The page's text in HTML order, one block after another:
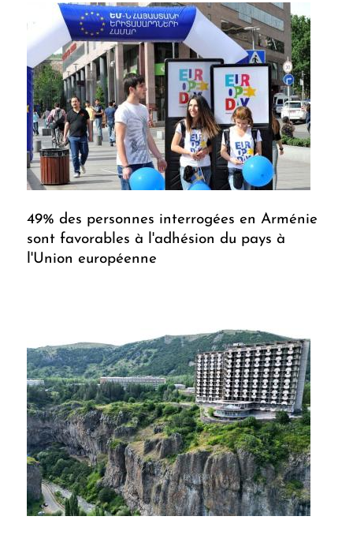
49% des personnes interrogées en Arménie
sont favorables à l'adhésion du pays à
l'Union européenne